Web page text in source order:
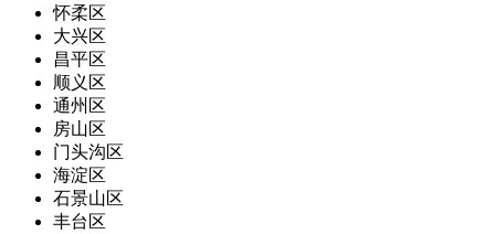
怀柔区
大兴区
昌平区
顺义区
通州区
房山区
门头沟区
海淀区
石景山区
丰台区